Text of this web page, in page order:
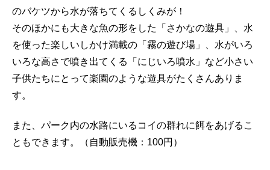
のバケツから水が落ちてくるしくみが！
そのほかにも大きな魚の形をした「さかなの遊具」、水
を使った楽しいしかけ満載の「霧の遊び場」、水がいろ
いろな高さで噴き出てくる「にじいろ噴水」など小さい
子供たちにとって楽園のような遊具がたくさんありま
す。
また、パーク内の水路にいるコイの群れに餌をあげるこ
ともできます。（自動販売機：100円）